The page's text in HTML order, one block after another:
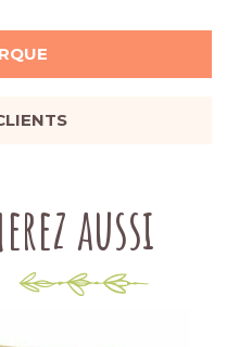
aussi